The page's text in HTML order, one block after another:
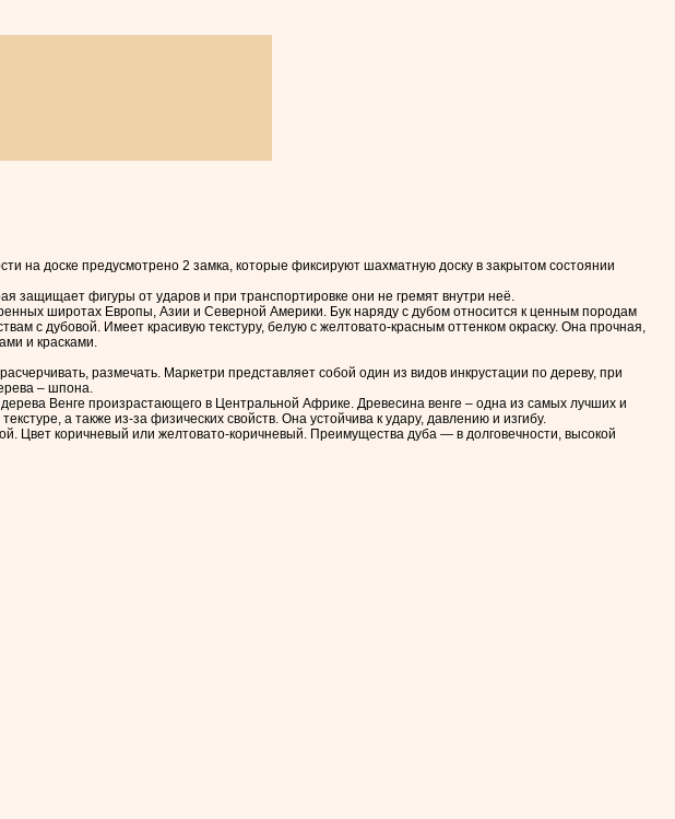
на доске предусмотрено 2 замка, которые фиксируют шахматную доску в закрытом состоянии
защищает фигуры от ударов и при транспортировке они не гремят внутри неё.
широтах Европы, Азии и Северной Америки. Бук наряду с дубом относится к ценным породам
с дубовой. Имеет красивую текстуру, белую с желтовато-красным оттенком окраску. Она прочная,
и красками.
размечать. Маркетри представляет собой один из видов инкрустации по дереву, при
– шпона.
Венге произрастающего в Центральной Африке. Древесина венге – одна из самых лучших и
а также из-за физических свойств. Она устойчива к удару, давлению и изгибу.
Цвет коричневый или желтовато-коричневый. Преимущества дуба — в долговечности, высокой